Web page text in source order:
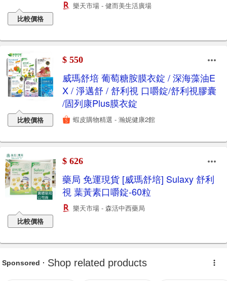
比較價格
樂天市場 - 健而美生活廣場
比較價格
$ 550
威瑪舒培 葡萄糖胺膜衣錠 / 深海藻油E
X / 淨邁舒 / 舒利視 口嚼錠/舒利視膠囊
/固列康Plus膜衣錠
蝦皮購物精選 - 瀚妮健康2館
比較價格
$ 626
藥局 免運現貨 [威瑪舒培] Sulaxy 舒利
視 葉黃素口嚼錠-60粒
樂天市場 - 森活中西藥局